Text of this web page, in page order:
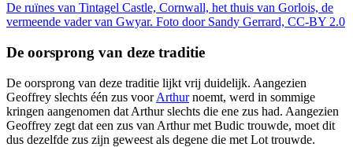
De ruïnes van Tintagel Castle, Cornwall, het thuis van Gorlois, de
vermeende vader van Gwyar. Foto door Sandy Gerrard, CC-BY 2.0
De oorsprong van deze traditie
De oorsprong van deze traditie lijkt vrij duidelijk. Aangezien
Geoffrey slechts één zus voorArthurnoemt, werd in sommige
kringen aangenomen dat Arthur slechts die ene zus had. Aangezien
Geoffrey zegt dat een zus van Arthur met Budic trouwde, moet dit
dus dezelfde zus zijn geweest als degene die met Lot trouwde.